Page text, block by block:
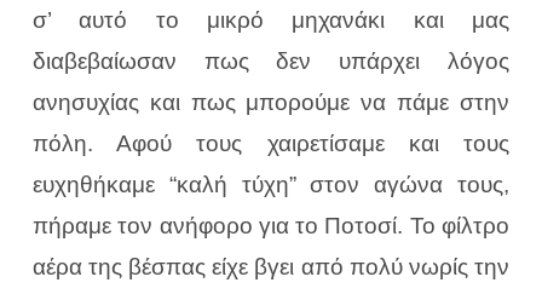
σ’ αυτό το μικρό μηχανάκι και μας
διαβεβαίωσαν πως δεν υπάρχει λόγος
ανησυχίας και πως μπορούμε να πάμε στην
πόλη. Αφού τους χαιρετίσαμε και τους
ευχηθήκαμε “καλή τύχη” στον αγώνα τους,
πήραμε τον ανήφορο για το Ποτοσί. Το φίλτρο
αέρα της βέσπας είχε βγει από πολύ νωρίς την